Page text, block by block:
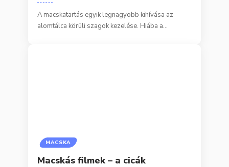
A macskatartás egyik legnagyobb kihívása az
alomtálca körüli szagok kezelése. Hiába a…
MACSKA
Macskás filmek – a cicák